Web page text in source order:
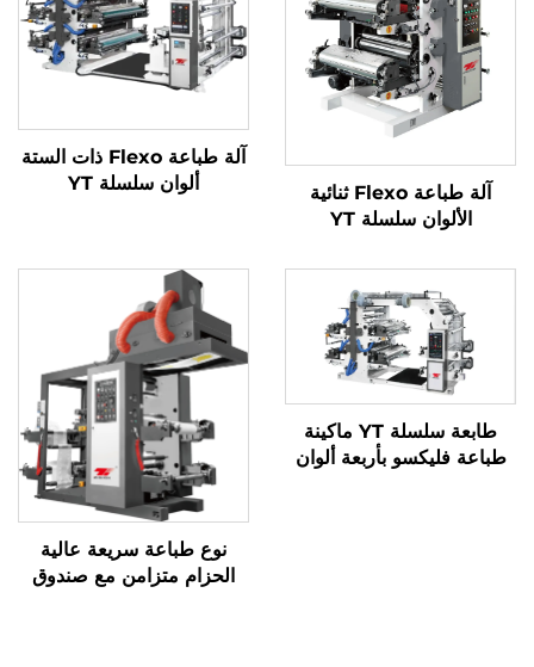
آلة طباعة Flexo ثنائية
الألوان سلسلة YT
آلة طباعة Flexo ذات الستة
ألوان سلسلة YT
طابعة سلسلة YT ماكينة
طباعة فليكسو بأربعة ألوان
نوع طباعة سريعة عالية
الحزام متزامن مع صندوق